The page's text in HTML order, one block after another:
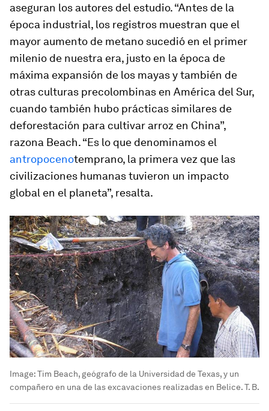
aseguran los autores del estudio. “Antes de la
época industrial, los registros muestran que el
mayor aumento de metano sucedió en el primer
milenio de nuestra era, justo en la época de
máxima expansión de los mayas y también de
otras culturas precolombinas en América del Sur,
cuando también hubo prácticas similares de
deforestación para cultivar arroz en China”,
razona Beach. “Es lo que denominamos el
antropocenotemprano, la primera vez que las
civilizaciones humanas tuvieron un impacto
global en el planeta”, resalta.
Image:Tim Beach, geógrafo de la Universidad de Texas, y un
compañero en una de las excavaciones realizadas en Belice. T. B.